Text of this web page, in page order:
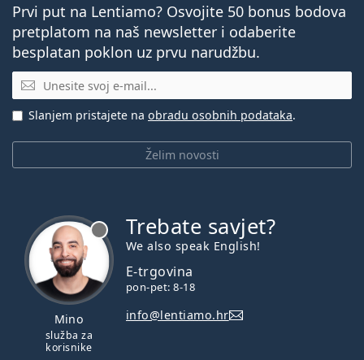
Prvi put na Lentiamo? Osvojite 50 bonus bodova
pretplatom na naš newsletter i odaberite
besplatan poklon uz prvu narudžbu.
E-mail
Želim novosti
Slanjem pristajete na obradu osobnih podataka.
Mino
služba za
korisnike
Trebate savjet?
We also speak English!
E-trgovina
pon-pet: 8-18
info@lentiamo.hr